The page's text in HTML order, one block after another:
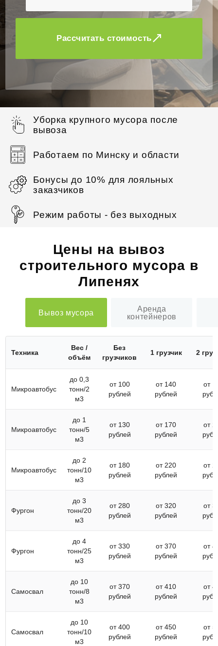
Рассчитать стоимость
Уборка крупного мусора после
вывоза
Работаем по Минску и области
Бонусы до 10% для лояльных
заказчиков
Режим работы - без выходных
Цены на вывоз
строительного мусора в
Липенях
Вывоз мусора
Аренда
контейнеров
Техника
Вес /
объём
Без
грузчиков
1 грузчик 2
Микроавтобус
до 0,3
тонн/2
м3
от 100
рублей
от 140
рублей
от
Микроавтобус
до 1
тонн/5
м3
от 130
рублей
от 170
рублей
от
Микроавтобус
до 2
тонн/10
м3
от 180
рублей
от 220
рублей
от
Фургон
до 3
тонн/20
м3
от 280
рублей
от 320
рублей
от
Фургон
до 4
тонн/25
м3
от 330
рублей
от 370
рублей
от
Самосвал
до 10
тонн/8
м3
от 370
рублей
от 410
рублей
от
Самосвал
до 10
тонн/10
м3
от 400
рублей
от 450
рублей
от